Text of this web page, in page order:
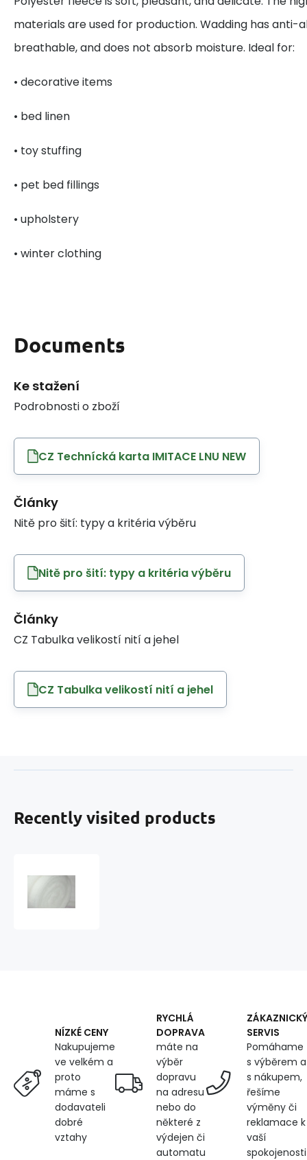
materials are used for production. Wadding has anti-
breathable, and does not absorb moisture. Ideal for:
• decorative items
• bed linen
• toy stuffing
• pet bed fillings
• upholstery
• winter clothing
Documents
Ke stažení
Podrobnosti o zboží
CZ Technícká karta IMITACE LNU NEW
Články
Nitě pro šití: typy a kritéria výběru
Nitě pro šití: typy a kritéria výběru
Články
CZ Tabulka velikostí nití a jehel
CZ Tabulka velikostí nití a jehel
Recently visited products
NÍZKÉ CENY
Nakupujeme
ve velkém a
proto
máme s
dodavateli
dobré
vztahy
RYCHLÁ
DOPRAVA
máte na
výběr
dopravu
na adresu
nebo do
některé z
výdejen či
automatu
ZÁKAZNICKÝ
SERVIS
Pomáhame
s výběrem a
s nákupem,
řešíme
výměny či
reklamace k
vaší
spokojenosti